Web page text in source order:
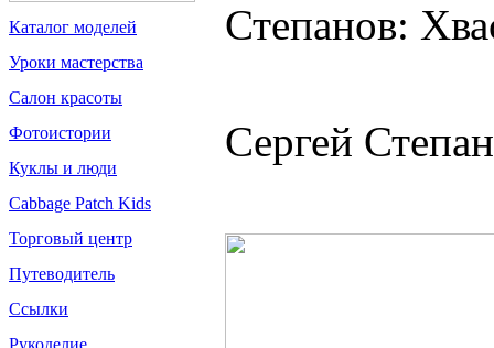
Каталог моделей
Уроки мастерства
Салон красоты
Фотоистории
Куклы и люди
Cabbage Patch Kids
Торговый центр
Путеводитель
Ссылки
Рукоделие
Степанов:
Сергей